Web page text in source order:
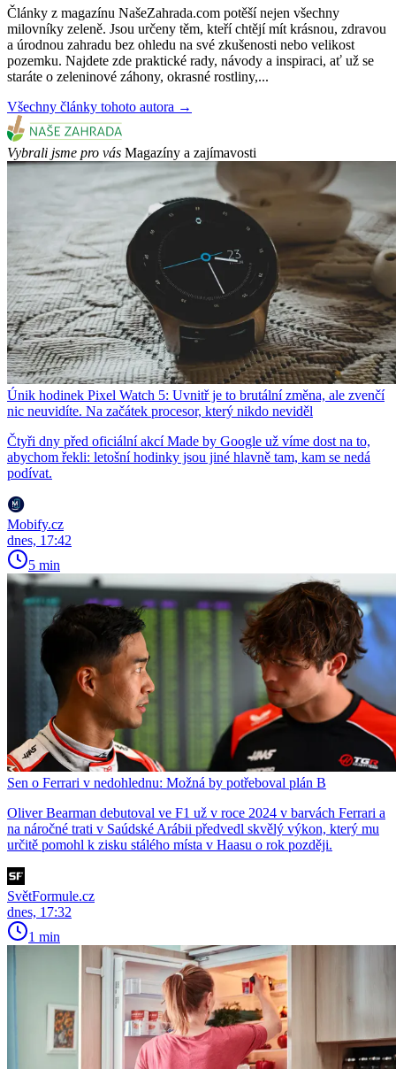
Články z magazínu NašeZahrada.com potěší nejen všechny
milovníky zeleně. Jsou určeny těm, kteří chtějí mít krásnou, zdravou
a úrodnou zahradu bez ohledu na své zkušenosti nebo velikost
pozemku. Najdete zde praktické rady, návody a inspiraci, ať už se
staráte o zeleninové záhony, okrasné rostliny,...
Všechny články tohoto autora →
Vybrali jsme pro vás Magazíny a zajímavosti
Únik hodinek Pixel Watch 5: Uvnitř je to brutální změna, ale zvenčí
nic neuvidíte. Na začátek procesor, který nikdo neviděl
Čtyři dny před oficiální akcí Made by Google už víme dost na to,
abychom řekli: letošní hodinky jsou jiné hlavně tam, kam se nedá
podívat.
Mobify.cz
dnes, 17:42
5 min
Sen o Ferrari v nedohlednu: Možná by potřeboval plán B
Oliver Bearman debutoval ve F1 už v roce 2024 v barvách Ferrari a
na náročné trati v Saúdské Arábii předvedl skvělý výkon, který mu
určitě pomohl k zisku stálého místa v Haasu o rok později.
SvětFormule.cz
dnes, 17:32
1 min